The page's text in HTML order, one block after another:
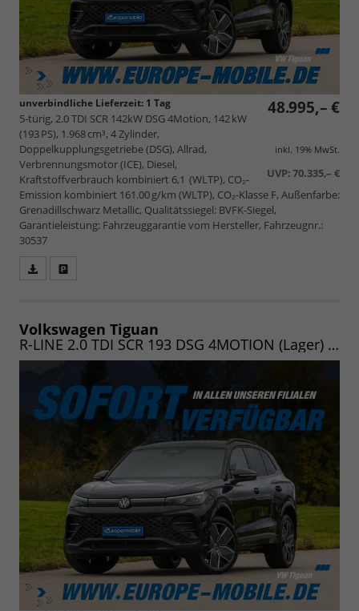
48.995,– €
inkl. 19% MwSt.
UVP:70.335,– €
unverbindliche Lieferzeit: 1 Tag
5-türig, 2.0 TDI SCR 142kW DSG 4Motion, 142 kW
(193 PS), 1.968 cm³, 4 Zylinder,
Doppelkupplungsgetriebe (DSG), Allrad,
Verbrennungsmotor (ICE), Diesel,
Kraftstoffverbrauch kombiniert 6,1 (WLTP), CO₂-
Emission kombiniert 161.00 g/km (WLTP), CO₂-Klasse F, Außenfarbe:
Grenadillschwarz Metallic, Qualitätssiegel: BVFK-Siegel,
Garantieleistung: Fahrzeuggarantie vom Hersteller, Fahrzeugnr.:
30537
speichern/drucken
Volkswagen Tiguan
R-LINE 2.0 TDI SCR 193 DSG 4MOTION (Lager) NAV.MAX/PANO/20"/KOMFORT/WINTER/LED/UVM.